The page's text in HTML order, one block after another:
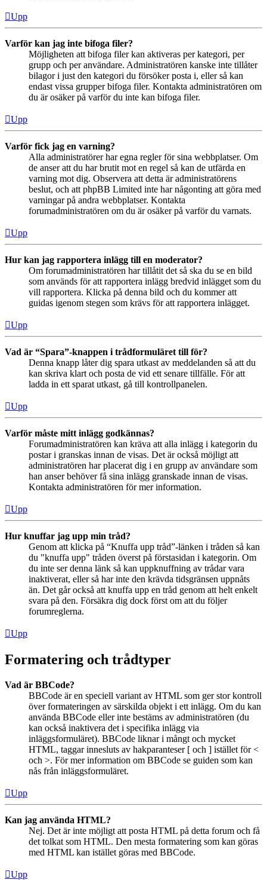
Upp
Varför kan jag inte bifoga filer?
Möjligheten att bifoga filer kan aktiveras per kategori, per
grupp och per användare. Administratören kanske inte tillåter
bilagor i just den kategori du försöker posta i, eller så kan
endast vissa grupper bifoga filer. Kontakta administratören om
du är osäker på varför du inte kan bifoga filer.
Upp
Varför fick jag en varning?
Alla administratörer har egna regler för sina webbplatser. Om
de anser att du har brutit mot en regel så kan de utfärda en
varning mot dig. Observera att detta är administratörens
beslut, och att phpBB Limited inte har någonting att göra med
varningar på andra webbplatser. Kontakta
forumadministratören om du är osäker på varför du varnats.
Upp
Hur kan jag rapportera inlägg till en moderator?
Om forumadministratören har tillåtit det så ska du se en bild
som används för att rapportera inlägg bredvid inlägget som du
vill rapportera. Klicka på denna bild och du kommer att
guidas igenom stegen som krävs för att rapportera inlägget.
Upp
Vad är “Spara”-knappen i trådformuläret till för?
Denna knapp låter dig spara utkast av meddelanden så att du
kan skriva klart och posta de vid ett senare tillfälle. För att
ladda in ett sparat utkast, gå till kontrollpanelen.
Upp
Varför måste mitt inlägg godkännas?
Forumadministratören kan kräva att alla inlägg i kategorin du
postar i granskas innan de visas. Det är också möjligt att
administratören har placerat dig i en grupp av användare som
han anser behöver få sina inlägg granskade innan de visas.
Kontakta administratören för mer information.
Upp
Hur knuffar jag upp min tråd?
Genom att klicka på “Knuffa upp tråd”-länken i tråden så kan
du "knuffa upp" tråden överst på förstasidan i kategorin. Om
du inte ser denna länk så kan uppknuffning av trådar vara
inaktiverat, eller så har inte den krävda tidsgränsen uppnåts
än. Det går också att knuffa upp en tråd genom att helt enkelt
svara på den. Försäkra dig dock först om att du följer
forumreglerna.
Upp
Formatering och trådtyper
Vad är BBCode?
BBCode är en speciell variant av HTML som ger stor kontroll
över formateringen av särskilda objekt i ett inlägg. Om du kan
använda BBCode eller inte bestäms av administratören (du
kan också inaktivera det i specifika inlägg via
inläggsformuläret). BBCode liknar i mångt och mycket
HTML, taggar innesluts av hakparanteser [ och ] istället för <
och >. För mer information om BBCode se guiden som kan
nås från inläggsformuläret.
Upp
Kan jag använda HTML?
Nej. Det är inte möjligt att posta HTML på detta forum och få
det tolkat som HTML. Den mesta formatering som kan göras
med HTML kan istället göras med BBCode.
Upp